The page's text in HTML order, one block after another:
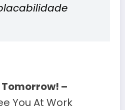
Tomorrow! –
You At Work